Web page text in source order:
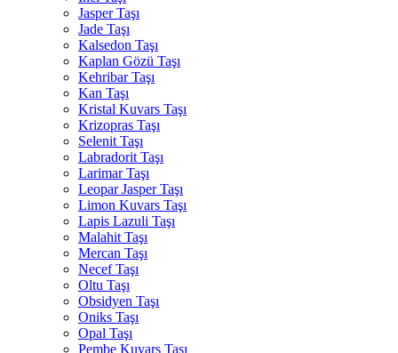
Jasper Taşı
Jade Taşı
Kalsedon Taşı
Kaplan Gözü Taşı
Kehribar Taşı
Kan Taşı
Kristal Kuvars Taşı
Krizopras Taşı
Selenit Taşı
Labradorit Taşı
Larimar Taşı
Leopar Jasper Taşı
Limon Kuvars Taşı
Lapis Lazuli Taşı
Malahit Taşı
Mercan Taşı
Necef Taşı
Oltu Taşı
Obsidyen Taşı
Oniks Taşı
Opal Taşı
Pembe Kuvars Taşı